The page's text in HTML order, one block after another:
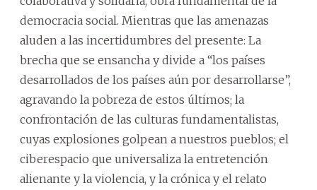
democracia social. Mientras que las amenazas
aluden a las incertidumbres del presente: La
brecha que se ensancha y divide a “los países
desarrollados de los países aún por desarrollarse”,
agravando la pobreza de estos últimos; la
confrontación de las culturas fundamentalistas,
cuyas explosiones golpean a nuestros pueblos; el
ciberespacio que universaliza la entretención
alienante y la violencia, y la crónica y el relato